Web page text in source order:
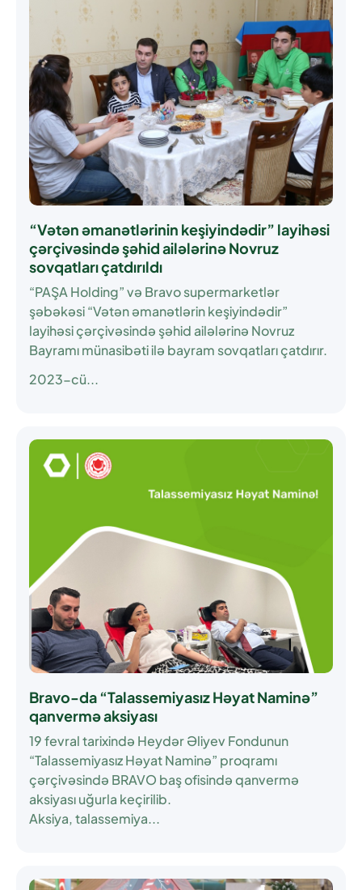
“Vətən əmanətlərinin keşiyindədir” layihəsi
çərçivəsində şəhid ailələrinə Novruz
sovqatları çatdırıldı
“PAŞA Holding” və Bravo supermarketlər
şəbəkəsi “Vətən əmanətlərin keşiyindədir”
layihəsi çərçivəsində şəhid ailələrinə Novruz
Bayramı münasibəti ilə bayram sovqatları çatdırır.
2023-cü...
Bravo-da “Talassemiyasız Həyat Naminə”
qanvermə aksiyası
19 fevral tarixində Heydər Əliyev Fondunun
“Talassemiyasız Həyat Naminə” proqramı
çərçivəsində BRAVO baş ofisində qanvermə
aksiyası uğurla keçirilib.
Aksiya, talassemiya...